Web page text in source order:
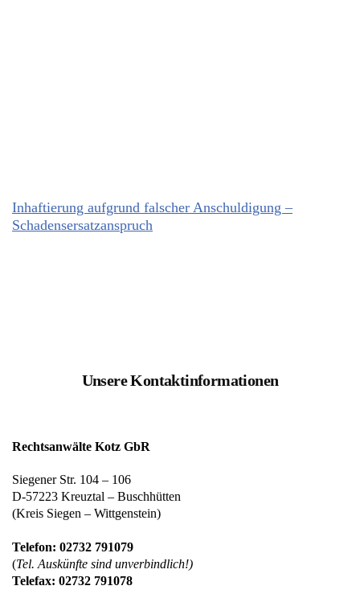
Inhaftierung aufgrund falscher Anschuldigung –
Schadensersatzanspruch
Unsere Kontaktinformationen
Rechtsanwälte Kotz GbR
Siegener Str. 104 – 106
D-57223 Kreuztal – Buschhütten
(Kreis Siegen – Wittgenstein)
Telefon: 02732 791079
(Tel. Auskünfte sind unverbindlich!)
Telefax: 02732 791078